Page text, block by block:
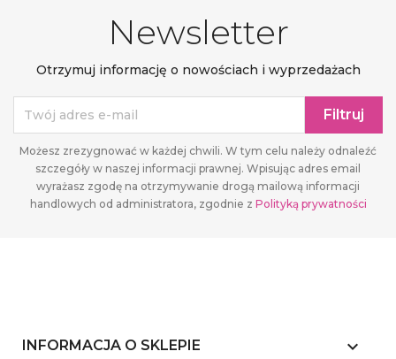
Newsletter
Otrzymuj informację o nowościach i wyprzedażach
Możesz zrezygnować w każdej chwili. W tym celu należy odnaleźć
szczegóły w naszej informacji prawnej. Wpisując adres email
wyrażasz zgodę na otrzymywanie drogą mailową informacji
handlowych od administratora, zgodnie z Polityką prywatności
INFORMACJA O SKLEPIE keyboard_arrow_down